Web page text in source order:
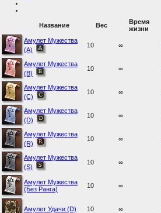
Название Вес
Время
жизни
Амулет Мужества
(A)
10 ∞
Амулет Мужества
(B)
10 ∞
Амулет Мужества
(C)
10 ∞
Амулет Мужества
(D)
10 ∞
Амулет Мужества
(R)
10 ∞
Амулет Мужества
(S)
10 ∞
Амулет Мужества
(Без Ранга)
10 ∞
Амулет Удачи (D) 10 ∞